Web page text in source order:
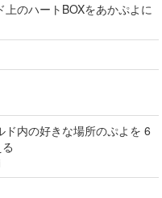
のハートBOXをあかぷよに
内の好きな場所のぷよを 6